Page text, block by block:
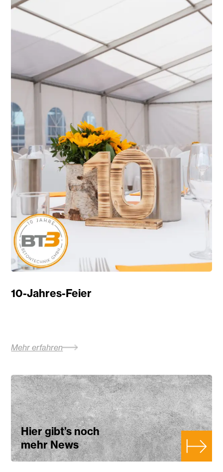
10-Jahres-Feier
Mehr erfahren
Hier gibt’s noch
mehr News